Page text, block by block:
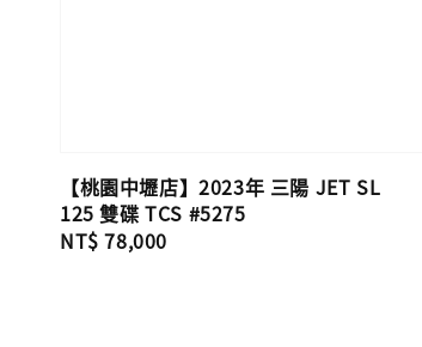
【桃園中壢店】2023年 三陽 JET SL
125 雙碟 TCS #5275
Regular
NT$ 78,000